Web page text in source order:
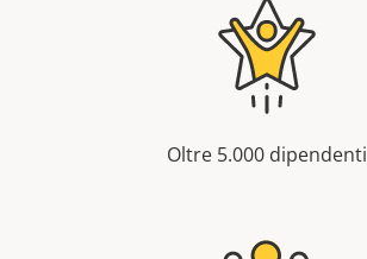
Oltre 5.000 dipendenti